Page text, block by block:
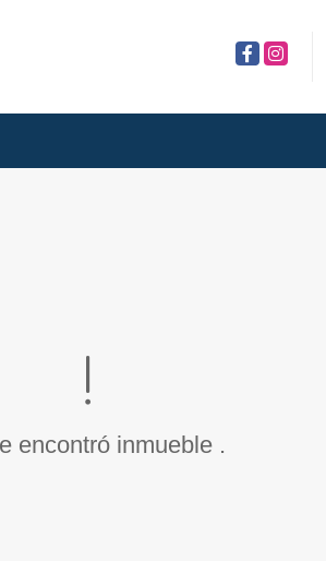
FacebookInstagram
encontró inmueble .